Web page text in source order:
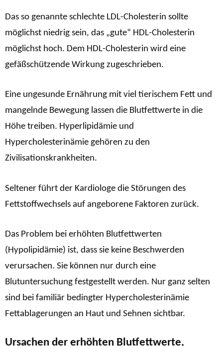
Das so genannte schlechte LDL-Cholesterin sollte
möglichst niedrig sein, das „gute“ HDL-Cholesterin
möglichst hoch. Dem HDL-Cholesterin wird eine
gefäßschützende Wirkung zugeschrieben.
Eine ungesunde Ernährung mit viel tierischem Fett und
mangelnde Bewegung lassen die Blutfettwerte in die
Höhe treiben. Hyperlipidämie und
Hypercholesterinämie gehören zu den
Zivilisationskrankheiten.
Seltener führt der Kardiologe die Störungen des
Fettstoffwechsels auf angeborene Faktoren zurück.
Das Problem bei erhöhten Blutfettwerten
(Hypolipidämie) ist, dass sie keine Beschwerden
verursachen. Sie können nur durch eine
Blutuntersuchung festgestellt werden. Nur ganz selten
sind bei familiär bedingter Hypercholesterinämie
Fettablagerungen an Haut und Sehnen sichtbar.
Ursachen der erhöhten Blutfettwerte,